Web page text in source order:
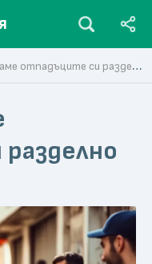
отпадъците си разделно